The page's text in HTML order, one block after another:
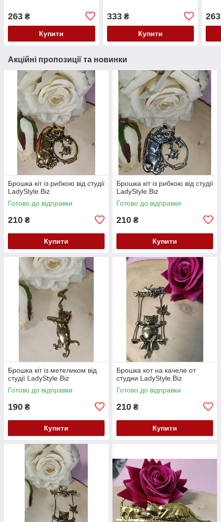
263 ₴
Купити
333₴
Купити
263
Акційні пропозиції та новинки
Брошка кіт із рибкою від студії
LadyStyle.Biz
Готово до відправки
210 ₴
Купити
Брошка кіт із рибкою від студії
LadyStyle.Biz
Готово до відправки
210 ₴
Купити
Брошка кіт із метеликом від
студії LadyStyle.Biz
Готово до відправки
190 ₴
Купити
Брошка кот на качеле от
студии LadyStyle.Biz
Готово до відправки
210 ₴
Купити